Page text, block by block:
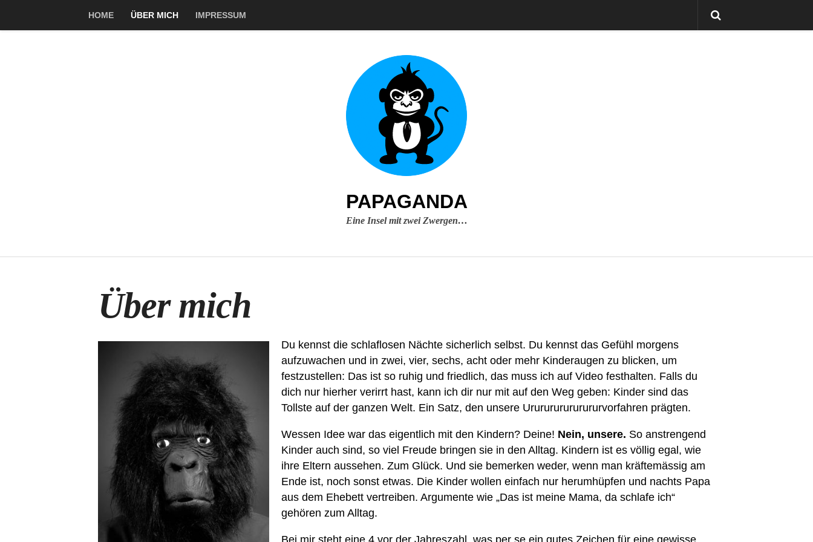
HOME ÜBER MICH IMPRESSUM
PAPAGANDA
Eine Insel mit zwei Zwergen…
Über mich
Du kennst die schlaflosen Nächte sicherlich selbst. Du kennst das Gefühl morgens
aufzuwachen und in zwei, vier, sechs, acht oder mehr Kinderaugen zu blicken, um
festzustellen: Das ist so ruhig und friedlich, das muss ich auf Video festhalten. Falls du
dich nur hierher verirrt hast, kann ich dir nur mit auf den Weg geben: Kinder sind das
Tollste auf der ganzen Welt. Ein Satz, den unsere Ururururururururvorfahren prägten.
Wessen Idee war das eigentlich mit den Kindern? Deine! Nein, unsere. So anstrengend
Kinder auch sind, so viel Freude bringen sie in den Alltag. Kindern ist es völlig egal, wie
ihre Eltern aussehen. Zum Glück. Und sie bemerken weder, wenn man kräftemässig am
Ende ist, noch sonst etwas. Die Kinder wollen einfach nur herumhüpfen und nachts Papa
aus dem Ehebett vertreiben. Argumente wie „Das ist meine Mama, da schlafe ich“
gehören zum Alltag.
Bei mir steht eine 4 vor der Jahreszahl, was per se ein gutes Zeichen für eine gewisse